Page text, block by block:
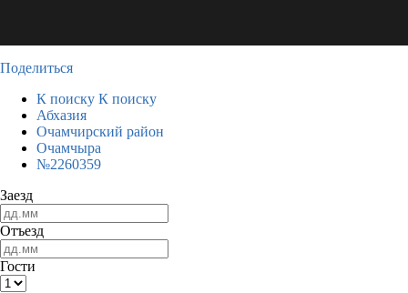
Поделиться
К поиску К поиску
Абхазия
Очамчирский район
Очамчыра
№2260359
Заезд
Отъезд
Гости